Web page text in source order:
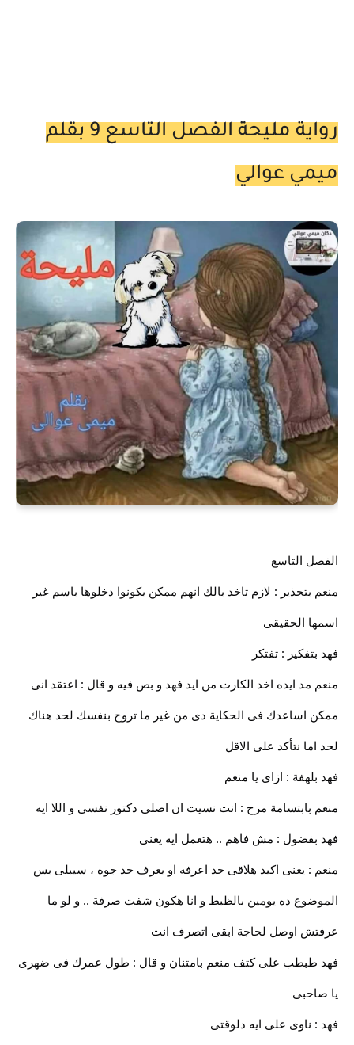
رواية مليحة الفصل التاسع 9 بقلم
ميمي عوالي
الفصل التاسع
منعم بتحذير : لازم تاخد بالك انهم ممكن يكونوا دخلوها باسم غير
اسمها الحقيقى
فهد بتفكير : تفتكر
منعم مد ايده اخد الكارت من ايد فهد و بص فيه و قال : اعتقد انى
ممكن اساعدك فى الحكاية دى من غير ما تروح بنفسك لحد هناك
لحد اما نتأكد على الاقل
فهد بلهفة : ازاى يا منعم
منعم بابتسامة مرح : انت نسيت ان اصلى دكتور نفسى و اللا ايه
فهد بفضول : مش فاهم .. هتعمل ايه يعنى
منعم : يعنى اكيد هلاقى حد اعرفه او يعرف حد جوه ، سيبلى بس
الموضوع ده يومين بالظبط و انا هكون شفت صرفة .. و لو ما
عرفتش اوصل لحاجة ابقى اتصرف انت
فهد طبطب على كتف منعم بامتنان و قال : طول عمرك فى ضهرى
يا صاحبى
فهد : ناوى على ايه دلوقتى